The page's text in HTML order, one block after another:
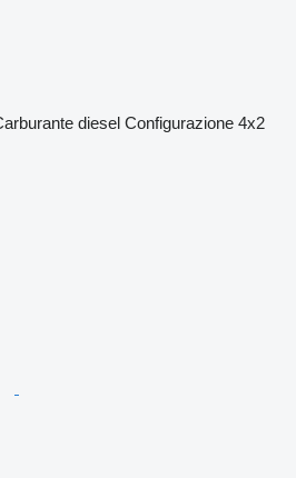
diesel Configurazione 4x2